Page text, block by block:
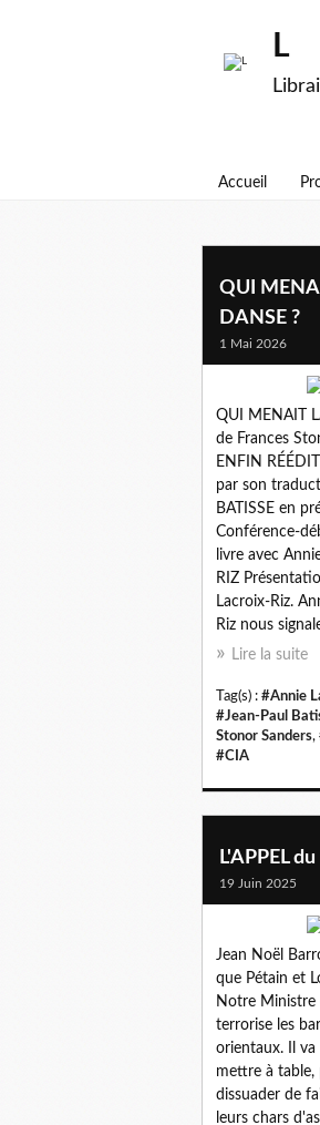
L
Accueil
annie
QUI
DANSE ?
1 Mai 2026
QUI MENAIT
de Frances
ENFIN
par son
BATISSE en
Conférence-
livre avec
RIZ
Lacroix-Riz.
Riz nous
Lire la suite
Tag(s) : #Annie
#Jean-Paul
Stonor Sanders,
#CIA
L'APPEL
19 Juin 2025
Jean Noël
que Pétain et
Notre Ministre
terrorise les
orientaux. Il va
mettre à table,
dissuader de
leurs chars